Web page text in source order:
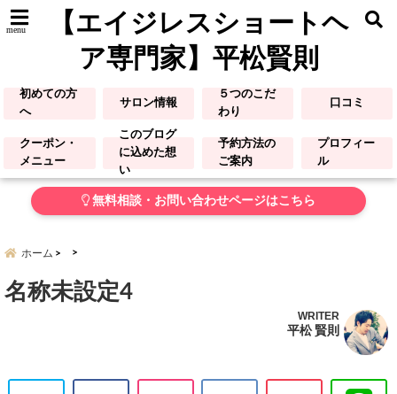
menu
【エイジレスショートヘ
ア専門家】平松賢則
初めての方
へ
サロン情報
５つのこだ
わり
口コミ
クーポン・
メニュー
このブログ
に込めた想
い
予約方法の
ご案内
プロフィー
ル
無料相談・お問い合わせページはこちら
ホーム
名称未設定4
WRITER
平松 賢則